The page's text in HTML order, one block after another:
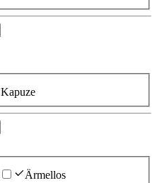
Kapuze
Ärmellos